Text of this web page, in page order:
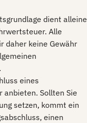
dient alleine
Alle
daher keine Gewähr
eines
Sollten Sie
setzen, kommt ein
einen